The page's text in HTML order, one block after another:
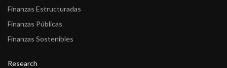
Finanzas Estructuradas
Finanzas Públicas
Finanzas Sostenibles
Research